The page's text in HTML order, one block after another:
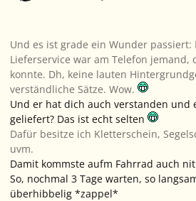
Und es ist grade ein Wunder passiert:
Lieferservice war am Telefon jemand,
konnte. Dh, keine lauten
verständliche Sätze. Wow.
Und er hat dich auch verstanden und
geliefert? Das ist echt selten
Dafür besitze ich Kletterschein,
uvm.
Damit kommste aufm Fahrrad auch
So, nochmal 3 Tage warten, so
überhibbelig *zappel*